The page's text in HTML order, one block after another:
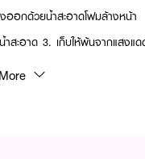
ออกด้วยน้ำสะอาดโฟมล้างหน้า
สะอาด 3. เก็บให้พ้นจากแสงแด